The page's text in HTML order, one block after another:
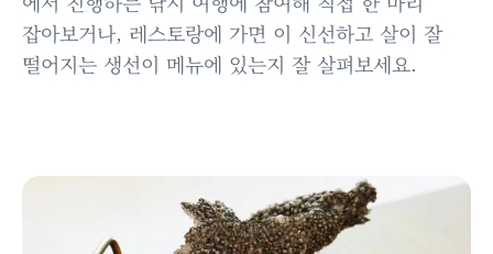
잡아보거나, 레스토랑에 가면 이 신선하고 살이 잘
떨어지는 생선이 메뉴에 있는지 잘 살펴보세요.